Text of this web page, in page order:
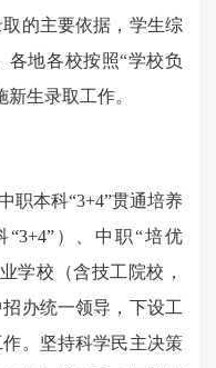
的主要依据，学生综
各地各校按照“学校负
生录取工作。
职本科“3+4”贯通培养
）、中职“培优
学校（含技工院校，
办统一领导，下设工
。坚持科学民主决策